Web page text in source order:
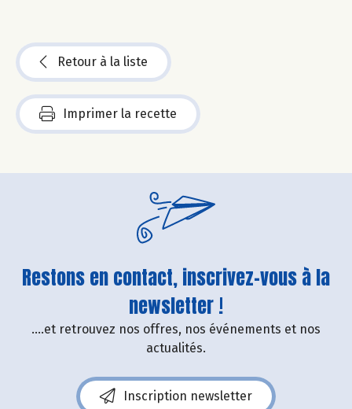
Retour à la liste
Imprimer la recette
Restons en contact, inscrivez-vous à la
newsletter !
....et retrouvez nos offres, nos événements et nos
actualités.
Inscription newsletter